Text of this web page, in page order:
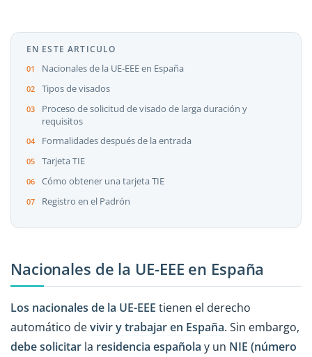
EN ESTE ARTICULO
Nacionales de la UE-EEE en España
Tipos de visados
Proceso de solicitud de visado de larga duración y
requisitos
Formalidades después de la entrada
Tarjeta TIE
Cómo obtener una tarjeta TIE
Registro en el Padrón
Nacionales de la UE-EEE en España
Los nacionales de la UE-EEE tienen el derecho
automático devivir y trabajar en España. Sin embargo,
debesolicitar la residencia española y un NIE (número